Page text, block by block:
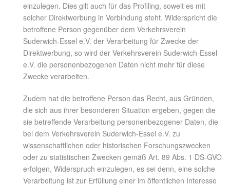
einzulegen. Dies gilt auch für das Profiling, soweit es mit
solcher Direktwerbung in Verbindung steht. Widerspricht die
betroffene Person gegenüber dem Verkehrsverein
Suderwich-Essel e.V. der Verarbeitung für Zwecke der
Direktwerbung, so wird der Verkehrsverein Suderwich-Essel
e.V. die personenbezogenen Daten nicht mehr für diese
Zwecke verarbeiten.
Zudem hat die betroffene Person das Recht, aus Gründen,
die sich aus ihrer besonderen Situation ergeben, gegen die
sie betreffende Verarbeitung personenbezogener Daten, die
bei dem Verkehrsverein Suderwich-Essel e.V. zu
wissenschaftlichen oder historischen Forschungszwecken
oder zu statistischen Zwecken gemäß Art. 89 Abs. 1 DS-GVO
erfolgen, Widerspruch einzulegen, es sei denn, eine solche
Verarbeitung ist zur Erfüllung einer im öffentlichen Interesse